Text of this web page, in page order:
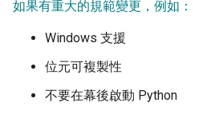
如果有重大的規範變更，例如：
Windows 支援
位元可複製性
不要在幕後啟動 Python